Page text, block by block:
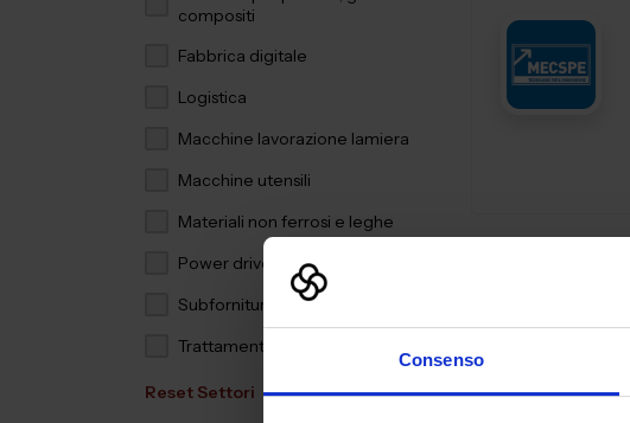
Consenso
compositi
Fabbrica digitale
Logistica
Macchine lavorazione lamiera
Macchine utensili
Materiali non ferrosi e leghe
Power drive
Subfornitura meccanica
Trattamenti e finiture
Reset Settori